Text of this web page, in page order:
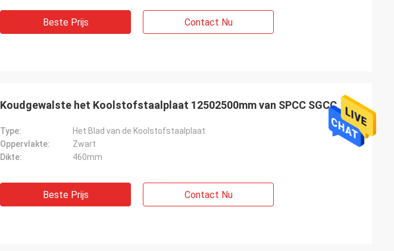
Beste Prijs Contact Nu
Koudgewalste het Koolstofstaalplaat 12502500mm van SPCC SGCC
Type:
Het Blad van de Koolstofstaalplaat
Oppervlakte:
Zwart
Dikte:
460mm
Beste Prijs Contact Nu